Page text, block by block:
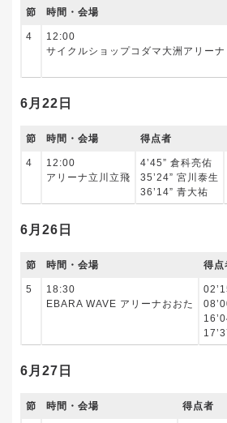
節 時間・会場
4
12:00
サイクルショップコダマ大洲アリーナ
6月22日
節 時間・会場 得点者
4
12:00
アリーナ立川立飛
4’45” 倉科亮佑
35’24” 宮川泰生
36’14” 青大祐
6月26日
節 時間・会場 得点
5
18:30
EBARA WAVE アリーナおおた
6月27日
節 時間・会場 得点者